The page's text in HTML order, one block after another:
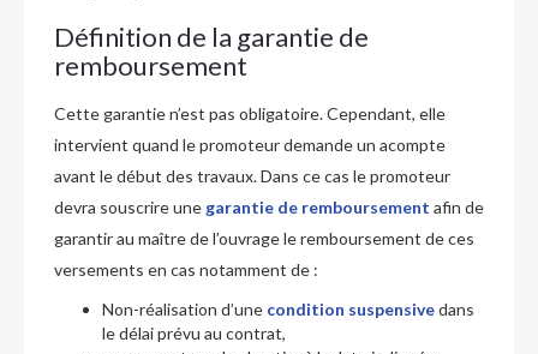
Définition de la garantie de
remboursement
Cette garantie n’est pas obligatoire. Cependant, elle
intervient quand le promoteur demande un acompte
avant le début des travaux. Dans ce cas le promoteur
devra souscrire une garantie de remboursement afin de
garantir au maître de l’ouvrage le remboursement de ces
versements en cas notamment de :
Non-réalisation d’une condition suspensivedans
le délai prévu au contrat,